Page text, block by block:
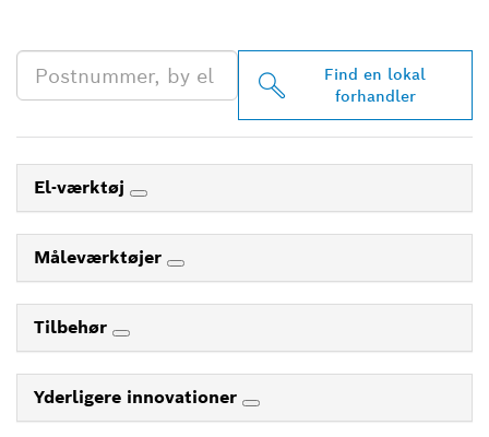
Find en lokal
forhandler
El-værktøj
Måleværktøjer
Tilbehør
Yderligere innovationer